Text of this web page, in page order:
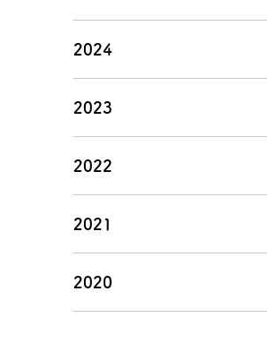
2024
2023
2022
2021
2020